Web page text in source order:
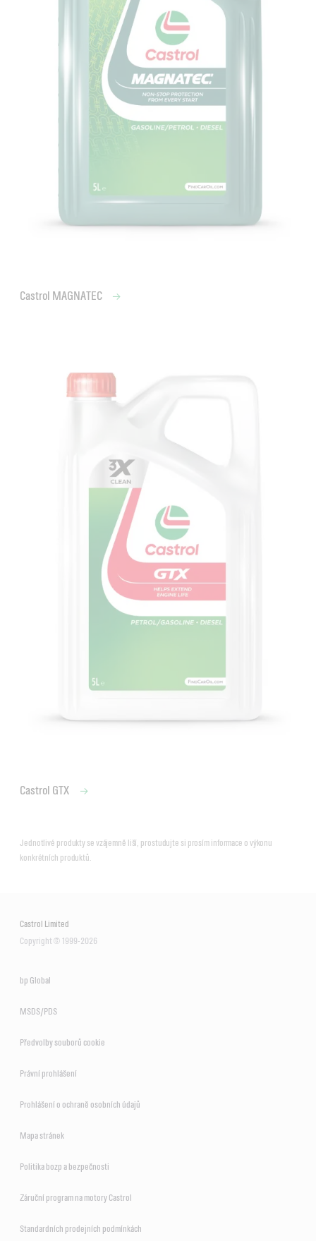
Castrol MAGNATEC
Castrol GTX
Jednotlivé produkty se vzájemně liší, prostudujte si prosím informace o výkonu
konkrétních produktů.
Castrol Limited
Copyright © 1999-2026
bp Global
MSDS/PDS
Předvolby souborů cookie
Právní prohlášení
Prohlášení o ochraně osobních údajů
Mapa stránek
Politika bozp a bezpečnosti
Záruční program na motory Castrol
Standardních prodejních podmínkách